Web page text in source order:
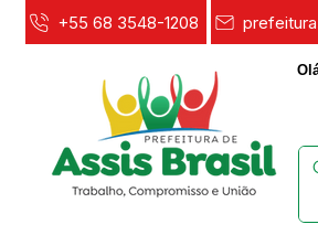
+55 68 3548-1208